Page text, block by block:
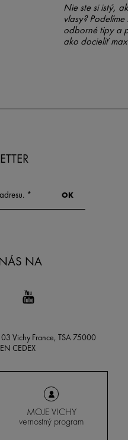
Nie ste si istý,
vlasy?
odborné tipy a
ako docieliť
NÁS NA
Vichy France, TSA 75000
CEDEX
MOJE VICHY
vernostný program